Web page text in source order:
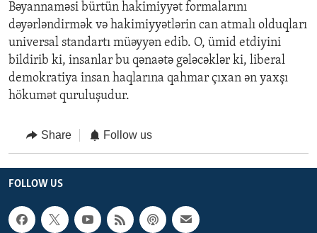
Bəyannaməsi bürtün hakimiyyət formalarını
dəyərləndirmək və hakimiyyətlərin can atmalı olduqları
universal standartı müəyyən edib. O, ümid etdiyini
bildirib ki, insanlar bu qənaətə gələcəklər ki, liberal
demokratiya insan haqlarına qahmar çıxan ən yaxşı
hökumət quruluşudur.
Share Follow us
FOLLOW US